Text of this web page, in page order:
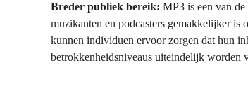
Breder publiek bereik: MP3 is een van
muzikanten en podcasters gemakkelijker is
kunnen individuen ervoor zorgen dat hun
betrokkenheidsniveaus uiteindelijk worden